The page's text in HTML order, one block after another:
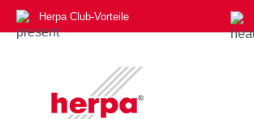
Hauptinhalt springen
Zur Suche springen
Zur Hauptnavigation springen
Herpa Club-Vorteile